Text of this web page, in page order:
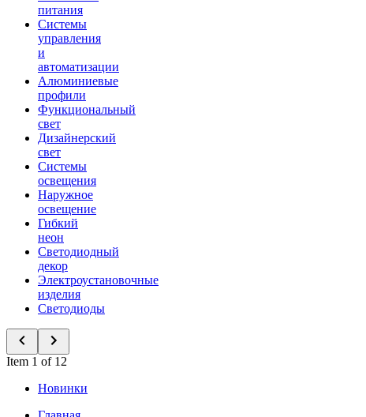
питания
Системы
управления
и
автоматизации
Алюминиевые
профили
Функциональный
свет
Дизайнерский
свет
Системы
освещения
Наружное
освещение
Гибкий
неон
Светодиодный
декор
Электроустановочные
изделия
Светодиоды
Item 1 of 12
Новинки